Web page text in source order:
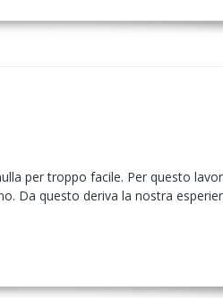
per troppo facile. Per questo
Da questo deriva la nostra